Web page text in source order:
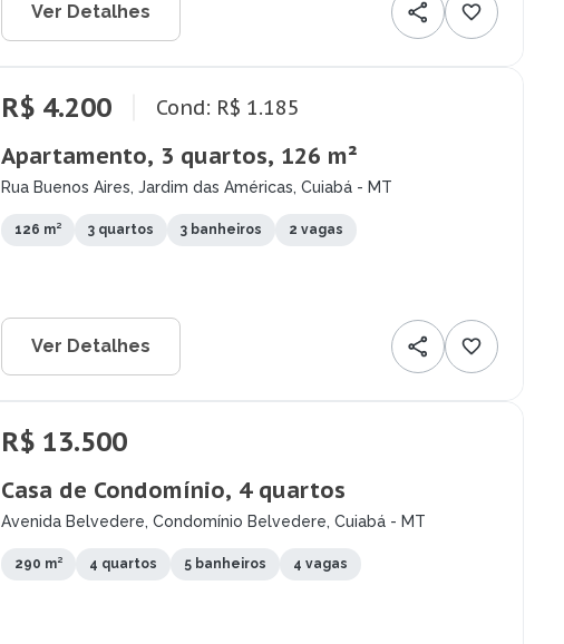
Ver Detalhes
R$ 4.200 Cond: R$ 1.185
Apartamento, 3 quartos, 126 m²
Rua Buenos Aires, Jardim das Américas, Cuiabá - MT
126 m² 3 quartos 3 banheiros 2 vagas
Ver Detalhes
R$ 13.500
Casa de Condomínio, 4 quartos
Avenida Belvedere, Condomínio Belvedere, Cuiabá - MT
290 m² 4 quartos 5 banheiros 4 vagas